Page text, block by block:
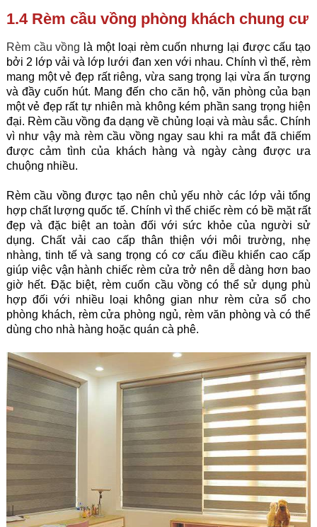
1.4 Rèm cầu vồng phòng khách chung cư
Rèm cầu vồng là một loại rèm cuốn nhưng lại được cấu tạo
bởi 2 lớp vải và lớp lưới đan xen với nhau. Chính vì thế, rèm
mang một vẻ đẹp rất riêng, vừa sang trọng lại vừa ấn tượng
và đầy cuốn hút. Mang đến cho căn hộ, văn phòng của bạn
một vẻ đẹp rất tự nhiên mà không kém phần sang trọng hiện
đại. Rèm cầu vồng đa dạng về chủng loại và màu sắc. Chính
vì như vậy mà rèm cầu vồng ngay sau khi ra mắt đã chiếm
được cảm tình của khách hàng và ngày càng được ưa
chuộng nhiều.
Rèm cầu vồng được tạo nên chủ yếu nhờ các lớp vải tổng
hợp chất lượng quốc tế. Chính vì thế chiếc rèm có bề mặt rất
đẹp và đặc biệt an toàn đối với sức khỏe của người sử
dụng. Chất vải cao cấp thân thiện với môi trường, nhẹ
nhàng, tinh tế và sang trọng có cơ cấu điều khiển cao cấp
giúp việc vận hành chiếc rèm cửa trở nên dễ dàng hơn bao
giờ hết. Đặc biệt, rèm cuốn cầu vồng có thể sử dụng phù
hợp đối với nhiều loại không gian như rèm cửa sổ cho
phòng khách, rèm cửa phòng ngủ, rèm văn phòng và có thể
dùng cho nhà hàng hoặc quán cà phê.